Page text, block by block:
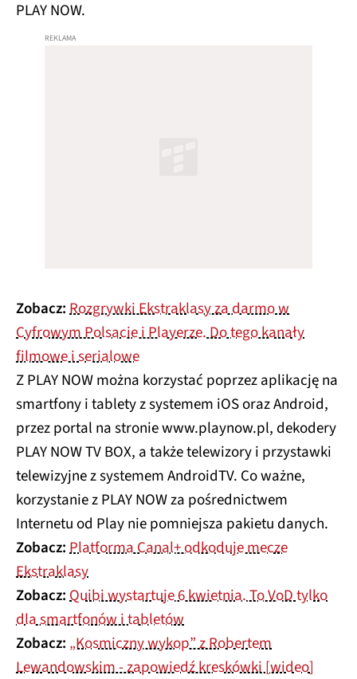
PLAY NOW.
Zobacz:Rozgrywki Ekstraklasy za darmo w
Cyfrowym Polsacie i Playerze. Do tego kanały
filmowe i serialowe
Z PLAY NOW można korzystać poprzez aplikację na
smartfony i tablety z systemem iOS oraz Android,
przez portal na stronie www.playnow.pl, dekodery
PLAY NOW TV BOX, a także telewizory i przystawki
telewizyjne z systemem AndroidTV. Co ważne,
korzystanie z PLAY NOW za pośrednictwem
Internetu od Play nie pomniejsza pakietu danych.
Zobacz:Platforma Canal+ odkoduje mecze
Ekstraklasy
Zobacz:Quibi wystartuje 6 kwietnia. To VoD tylko
dla smartfonów i tabletów
Zobacz: „Kosmiczny wykop” z Robertem
Lewandowskim - zapowiedź kreskówki [wideo]